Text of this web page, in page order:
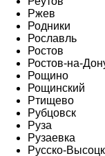
Ржев
Родники
Рославль
Ростов
Ростов-на-
Рощино
Рощинский
Ртищево
Рубцовск
Руза
Рузаевка
Русско-